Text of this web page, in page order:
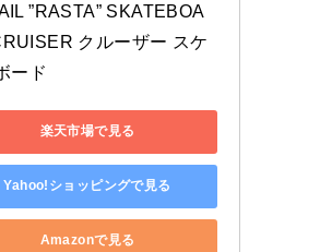
”RASTA” SKATEBOA
クルーザー スケ
ード
楽天市場で見る
Yahoo!ショッピングで見る
Amazonで見る